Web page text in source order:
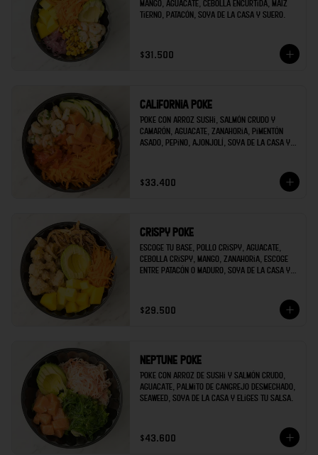
mango, aguacate, cebolla encurtida, maíz
tierno, patacón, soya de la casa y suero.
$31.500
California poke
Poke con arroz sushi, salmón crudo y
camarón, aguacate, zanahoria, pimentón
asado, pepino, ajonjolí, soya de la casa y
$33.400
Crispy poke
Escoge tu base, pollo crispy, aguacate,
cebolla crispy, mango, zanahoria, escoge
entre patacón o maduro, soya de la casa y
$29.500
Neptune poke
Poke con arroz de sushi y salmón crudo,
aguacate, palmito de cangrejo desmechado,
seaweed, soya de la casa y eliges tu salsa.
$43.600